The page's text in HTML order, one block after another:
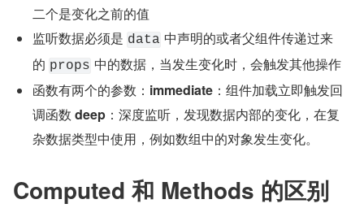
二个是变化之前的值
监听数据必须是 data 中声明的或者父组件传递过来
的 props 中的数据，当发生变化时，会触发其他操作
函数有两个的参数： immediate ：组件加载立即触发回
调函数 deep ：深度监听，发现数据内部的变化，在复
杂数据类型中使用，例如数组中的对象发生变化。
Computed 和 Methods 的区别